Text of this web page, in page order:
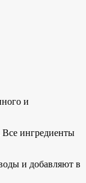
и
Все ингредиенты
и добавляют в